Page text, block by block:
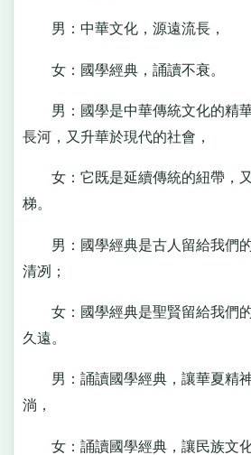
男：中華文化，源遠流長，
女：國學經典，誦讀不衰。
男：國學是中華傳統文化的精華
長河，又升華於現代的社會，
女：它既是延續傳統的紐帶，
梯。
男：國學經典是古人留給我們
清冽；
女：國學經典是聖賢留給我們
久遠。
男：誦讀國學經典，讓華夏精
淌，
女：誦讀國學經典，讓民族文化